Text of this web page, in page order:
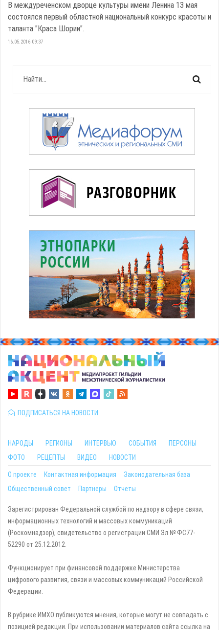
В междуреченском дворце культуры имени Ленина 13 мая
состоялся первый областной национальный конкурс красоты и
таланта "Краса Шории".
16.05.2016 09:37
ПОДПИСАТЬСЯ НА НОВОСТИ
НАРОДЫ РЕГИОНЫ ИНТЕРВЬЮ СОБЫТИЯ
ПЕРСОНЫ
ФОТО
РЕЦЕПТЫ ВИДЕО НОВОСТИ
О проекте Контактная информация
Законодательная база
Общественный совет
Партнеры Отчеты
Зарегистрирован Федеральной службой по надзору в сфере связи,
информационных технологий и массовых коммуникаций
(Роскомнадзор), свидетельство о регистрации СМИ Эл № ФС77-
52290 от 25.12.2012.
Функционирует при финансовой поддержке Министерства
цифрового развития, связи и массовых коммуникаций Российской
Федерации.
В рубрике ИМХО публикуются мнения, которые могут не совпадать с
позицией редакции. При использовании материалов сайта ссылка на